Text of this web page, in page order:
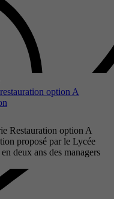
option A
Restauration option A
proposé par le Lycée
deux ans des managers